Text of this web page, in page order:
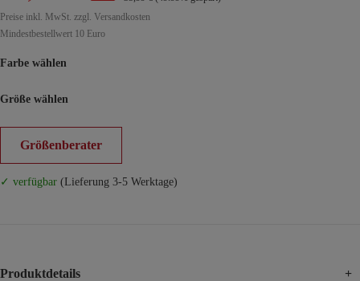
Preise inkl. MwSt. zzgl. Versandkosten
Mindestbestellwert 10 Euro
Farbe wählen
Größe wählen
Größenberater
✓ verfügbar (Lieferung 3-5 Werktage)
Produktdetails +